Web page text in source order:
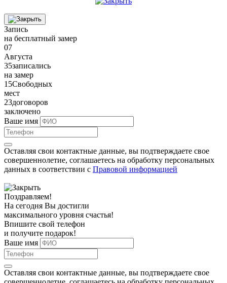
Запись
на бесплатный замер
07
Августа
35записались
на замер
15Свободных
мест
23договоров
заключено
Ваше имя
Оставляя свои контактные данные, вы подтверждаете свое
совершеннолетие, соглашаетесь на обработку персональных
данных в соответствии с Правовой информацией
Поздравляем!
На сегодня Вы достигли
максимального уровня счастья!
Впишите свой телефон
и получите подарок!
Ваше имя
Оставляя свои контактные данные, вы подтверждаете свое